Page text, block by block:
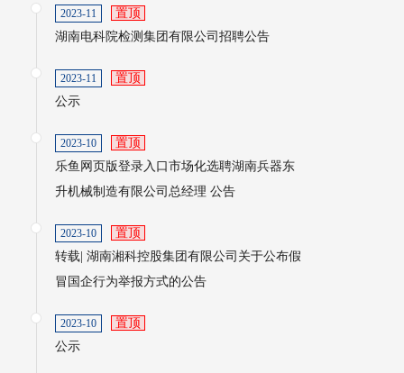
2023-11
置顶
湖南电科院检测集团有限公司招聘公告
2023-11
置顶
公示
2023-10
置顶
乐鱼网页版登录入口市场化选聘湖南兵器东
升机械制造有限公司总经理 公告
2023-10
置顶
转载| 湖南湘科控股集团有限公司关于公布假
冒国企行为举报方式的公告
2023-10
置顶
公示